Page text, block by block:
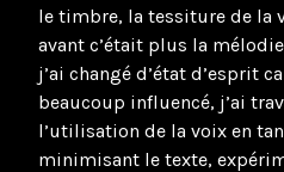
le timbre, la tessiture de la
avant c’était plus la
j’ai changé d’état d’esprit
beaucoup influencé, j’ai
l’utilisation de la voix en
minimisant le texte,